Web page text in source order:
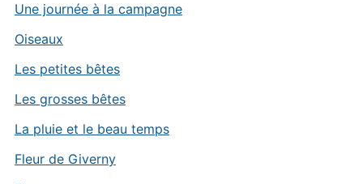
Une journée à la campagne
Oiseaux
Les petites bêtes
Les grosses bêtes
La pluie et le beau temps
Fleur de Giverny